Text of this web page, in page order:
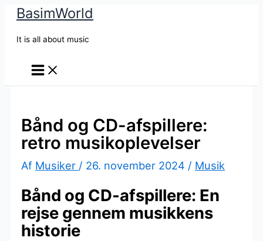
BasimWorld
It is all about music
Bånd og CD-afspillere:
retro musikoplevelser
Af Musiker / 26. november 2024 / Musik
Bånd og CD-afspillere: En
rejse gennem musikkens
historie